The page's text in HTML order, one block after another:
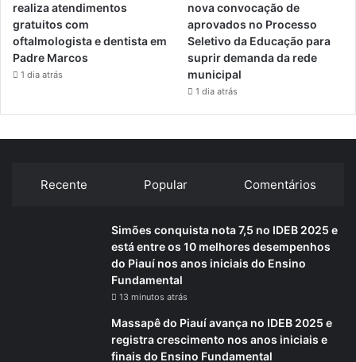
realiza atendimentos
gratuitos com
oftalmologista e dentista em
Padre Marcos
1 dia atrás
nova convocação de
aprovados no Processo
Seletivo da Educação para
suprir demanda da rede
municipal
1 dia atrás
Recente Popular Comentários
Simões conquista nota 7,5 no IDEB 2025 e
está entre os 10 melhores desempenhos
do Piauí nos anos iniciais do Ensino
Fundamental
13 minutos atrás
Massapê do Piauí avança no IDEB 2025 e
registra crescimento nos anos iniciais e
finais do Ensino Fundamental